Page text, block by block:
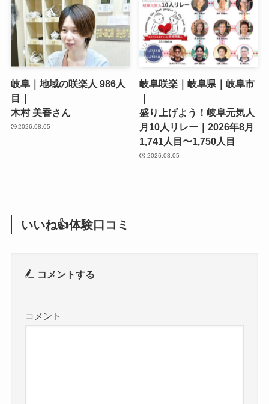
岐阜｜地域の咲楽人 986人
目｜
木村 美香さん
2026.08.05
岐阜咲楽｜岐阜県｜岐阜市
｜
盛り上げよう！岐阜元気人
月10人リレー｜2026年8月
1,741人目〜1,750人目
2026.08.05
いいね👍体験口コミ
コメントする
コメント